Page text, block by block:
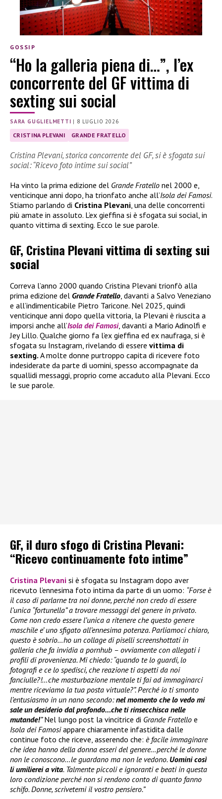
GOSSIP
“Ho la galleria piena di…”, l’ex
concorrente del GF vittima di
sexting sui social
SARA GUGLIELMETTI | 8 LUGLIO 2026
CRISTINA PLEVANI GRANDE FRATELLO
Cristina Plevani, storica concorrente del GF, si è sfogata sui
social: “Ricevo foto intime sui social”
Ha vinto la prima edizione del Grande Fratello nel 2000 e,
venticinque anni dopo, ha trionfato anche all’Isola dei Famosi.
Stiamo parlando di Cristina Plevani , una delle concorrenti
più amate in assoluto. L’ex gieffina si è sfogata sui social, in
quanto vittima di sexting. Ecco le sue parole.
GF, Cristina Plevani vittima di sexting sui
social
Correva l’anno 2000 quando Cristina Plevani trionfò alla
prima edizione del Grande Fratello , davanti a Salvo Veneziano
e all’indimenticabile Pietro Taricone. Nel 2025, quindi
venticinque anni dopo quella vittoria, la Plevani è riuscita a
imporsi anche all’Isola dei Famosi, davanti a Mario Adinolfi e
Jey Lillo. Qualche giorno fa l’ex gieffina ed ex naufraga, si è
sfogata su Instagram, rivelando di essere vittima di
sexting. A molte donne purtroppo capita di ricevere foto
indesiderate da parte di uomini, spesso accompagnate da
squallidi messaggi, proprio come accaduto alla Plevani. Ecco
le sue parole.
GF, il duro sfogo di Cristina Plevani:
“Ricevo continuamente foto intime”
Cristina Plevani si è sfogata su Instagram dopo aver
ricevuto l’ennesima foto intima da parte di un uomo: “Forse è
il caso di parlarne tra noi donne, perché non credo di essere
l’unica “fortunella” a trovare messaggi del genere in privato.
Come non credo essere l’unica a ritenere che questo genere
maschile e’ uno sfigato all’ennesima potenza. Parliamoci chiaro,
questo è sobrio…ho un collage di piselli screenshottati in
galleria che fa invidia a pornhub – ovviamente con allegati i
profili di provenienza. Mi chiedo: “quando te lo guardi, lo
fotografi e ce lo spedisci, che reazione ti aspetti da noi
fanciulle?!…che masturbazione mentale ti fai ad immaginarci
mentre riceviamo la tua posta virtuale?”. Perché io ti smonto
l’entusiasmo in un nano secondo:nel momento che lo vedo mi
sale un desiderio dal profondo…che ti rinsecchisca nelle
mutande!”Nel lungo post la vincitrice di Grande Fratello e
Isola dei Famosiappare chiaramente infastidita dalle
continue foto che riceve, asserendo che: è facile immaginare
che idea hanno della donna esseri del genere…perché le donne
non le conoscono…le guardano ma non le vedono. Uomini così
li umilierei a vita. Talmente piccoli e ignoranti e beati in questa
loro condizione perché non si rendono conto di quanto fanno
schifo. Donne, scrivetemi il vostro pensiero.”